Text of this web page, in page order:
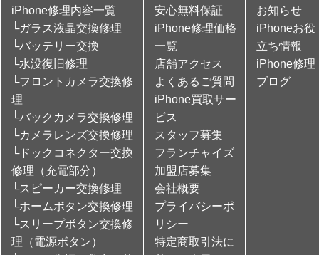
iPhone修理内容一覧
└ガラス液晶交換修理
└バッテリー交換
└水没復旧修理
└フロントカメラ交換修
理
└バックカメラ交換修理
└カメラレンズ交換修理
└ドックコネクター交換
修理（充電部分）
└スピーカー交換修理
└ホームボタン交換修理
└スリープボタン交換修
理（電源ボタン）
安心無料保証
iPhone修理価格
一覧
店舗アクセス
よくあるご質問
iPhone買取サー
ビス
スタッフ募集
フランチャイズ
加盟店募集
会社概要
プライバシーポ
リシー
特定商取引法に
お知らせ
iPhoneお役
立ち情報
iPhone修理
ブログ